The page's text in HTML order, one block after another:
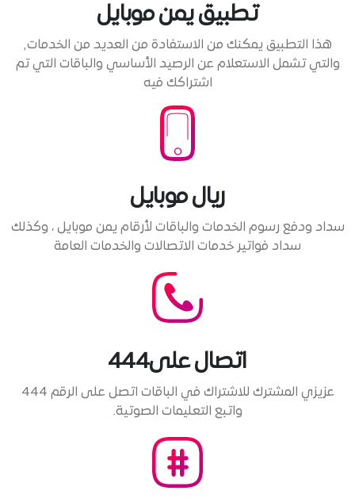
تطبيق يمن موبايل
هذا التطبيق يمكنك من الاستفادة من العديد من الخدمات٫
والتي تشمل الاستعلام عن الرصيد الأساسي والباقات التي تم
اشتراكك فيه
ريال موبايل
سداد ودفع رسوم الخدمات والباقات لأرقام يمن موبايل ، وكذلك
سداد فواتير خدمات الاتصالات والخدمات العامة
اتصال على444
عزيزي المشترك للاشتراك في الباقات اتصل على الرقم 444
واتبع التعليمات الصوتية.